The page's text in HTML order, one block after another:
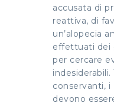
accusata di
reattiva, di
un’alopecia
effettuati dei
per cercare
indesiderabili.
conservanti,
devono